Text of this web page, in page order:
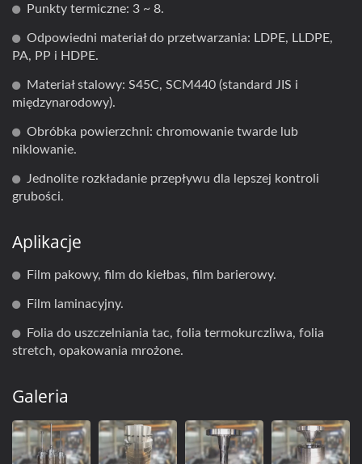
Punkty termiczne: 3 ~ 8.
Odpowiedni materiał do przetwarzania: LDPE, LLDPE,
PA, PP i HDPE.
Materiał stalowy: S45C, SCM440 (standard JIS i
międzynarodowy).
Obróbka powierzchni: chromowanie twarde lub
niklowanie.
Jednolite rozkładanie przepływu dla lepszej kontroli
grubości.
Aplikacje
Film pakowy, film do kiełbas, film barierowy.
Film laminacyjny.
Folia do uszczelniania tac, folia termokurczliwa, folia
stretch, opakowania mrożone.
Galeria